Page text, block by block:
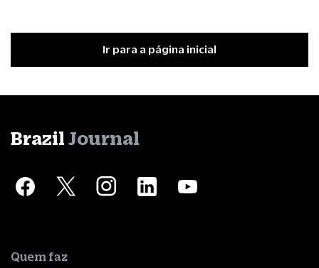
Ir para a página inicial
Brazil Journal
Quem faz